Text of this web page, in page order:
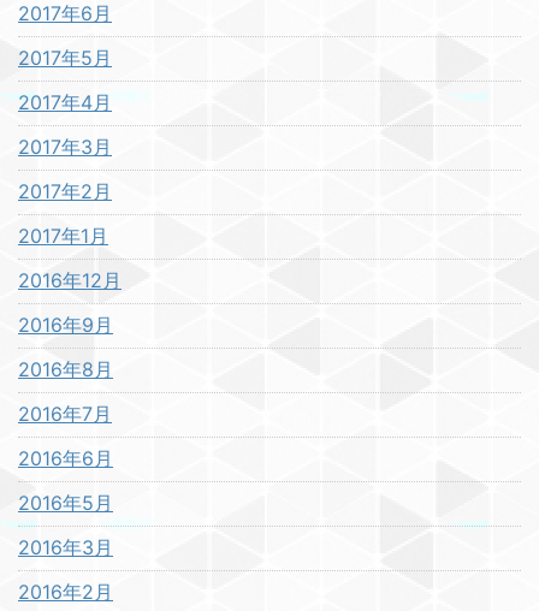
2017年6月
2017年5月
2017年4月
2017年3月
2017年2月
2017年1月
2016年12月
2016年9月
2016年8月
2016年7月
2016年6月
2016年5月
2016年3月
2016年2月